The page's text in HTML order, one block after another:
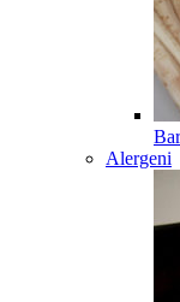
Alergeni